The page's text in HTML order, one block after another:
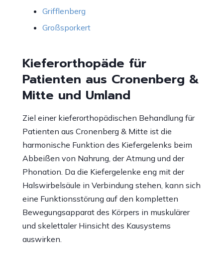
Grifflenberg
Großsporkert
Kieferorthopäde für
Patienten aus Cronenberg &
Mitte und Umland
Ziel einer kieferorthopädischen Behandlung für
Patienten aus Cronenberg & Mitte ist die
harmonische Funktion des Kiefergelenks beim
Abbeißen von Nahrung, der Atmung und der
Phonation. Da die Kiefergelenke eng mit der
Halswirbelsäule in Verbindung stehen, kann sich
eine Funktionsstörung auf den kompletten
Bewegungsapparat des Körpers in muskulärer
und skelettaler Hinsicht des Kausystems
auswirken.